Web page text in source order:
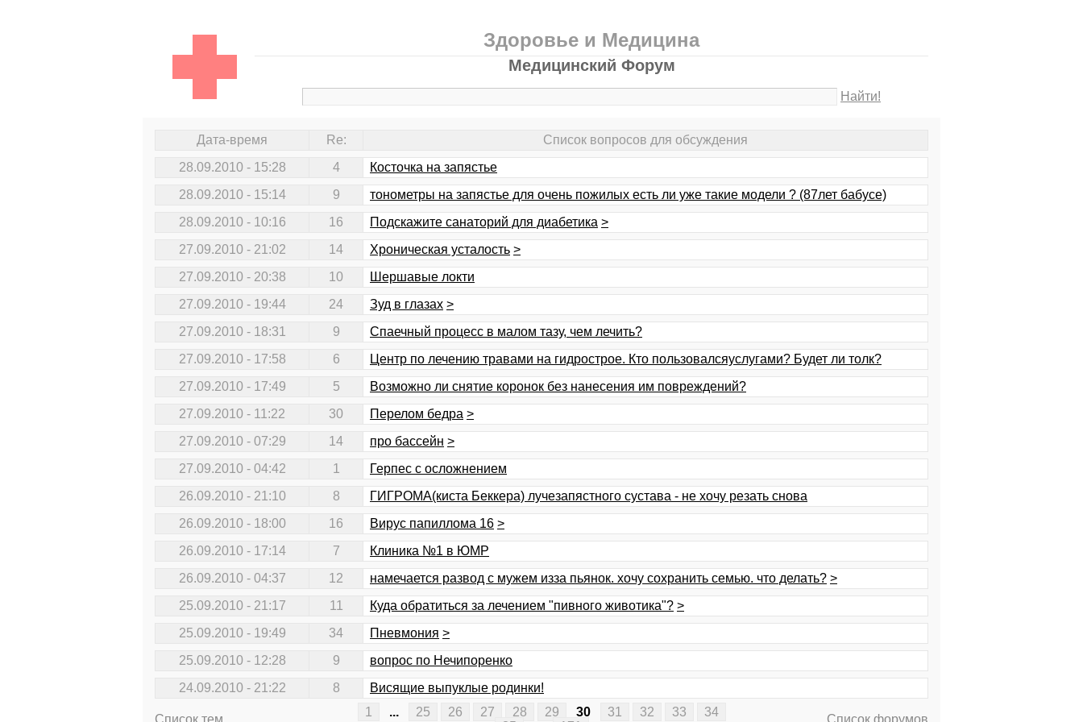
Здоровье и Медицина
Медицинский Форум
Найти!
Дата-время Re:
Список вопросов для обсуждения
28.09.2010 - 15:28
4
Косточка на запястье
28.09.2010 - 15:14
9
тонометры на запястье для очень пожилых есть ли уже такие модели ? (87лет бабусе)
28.09.2010 - 10:16
16 Подскажите санаторий для диабетика >
27.09.2010 - 21:02
14 Хроническая усталость >
27.09.2010 - 20:38
10
Шершавые локти
27.09.2010 - 19:44
24 Зуд в глазах >
27.09.2010 - 18:31
9
Спаечный процесс в малом тазу, чем лечить?
27.09.2010 - 17:58
6
Центр по лечению травами на гидрострое. Кто пользовалсяуслугами? Будет ли толк?
27.09.2010 - 17:49
5
Возможно ли снятие коронок без нанесения им повреждений?
27.09.2010 - 11:22
30 Перелом бедра >
27.09.2010 - 07:29
14 про бaссeйн >
27.09.2010 - 04:42
1
Герпес с осложнением
26.09.2010 - 21:10
8
ГИГРОМА(киста Беккера) лучезапястного сустава - не хочу резать снова
26.09.2010 - 18:00
16 Вирус папиллома 16 >
26.09.2010 - 17:14
7
Клиника №1 в ЮМР
26.09.2010 - 04:37
12 намечается развод с мужем изза пьянок. хочу сохранить семью. что делать? >
25.09.2010 - 21:17
11 Куда обратиться за лечением "пивного животика"? >
25.09.2010 - 19:49
34 Пневмония >
25.09.2010 - 12:28
9
вопрос по Нечипоренко
24.09.2010 - 21:22
8 Висящие выпуклые родинки!
Список тем
1 ... 25 26 27 28 29 30 31 32 33
34
Список форумов